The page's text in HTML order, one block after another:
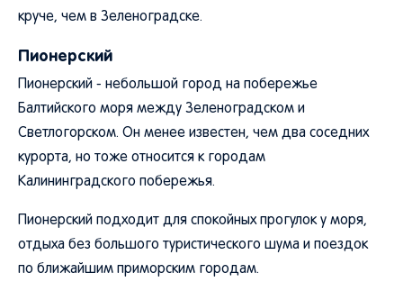
круче, чем в Зеленоградске.
Пионерский
Пионерский - небольшой город на побережье
Балтийского моря между Зеленоградском и
Светлогорском. Он менее известен, чем два соседних
курорта, но тоже относится к городам
Калининградского побережья.
Пионерский подходит для спокойных прогулок у моря,
отдыха без большого туристического шума и поездок
по ближайшим приморским городам.